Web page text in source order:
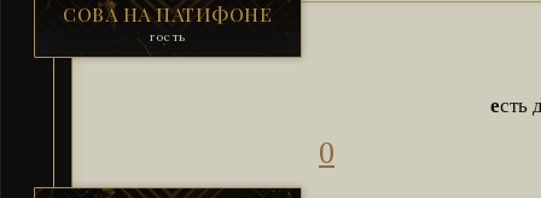
СОВА НА ПАТИФОНЕ
гость
есть
0